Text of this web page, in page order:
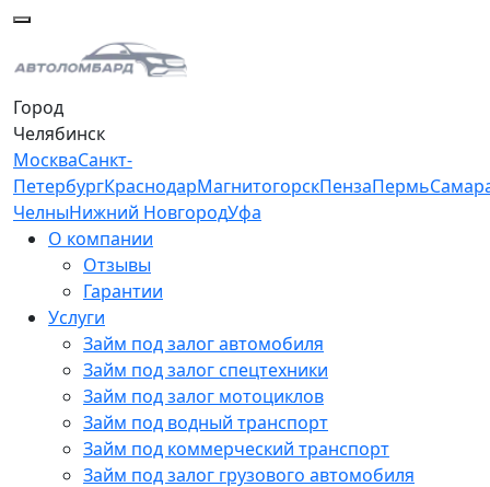
Город
Челябинск
МоскваСанкт-
ПетербургКраснодарМагнитогорскПензаПермь
ЧелныНижний НовгородУфа
О компании
Отзывы
Гарантии
Услуги
Займ под залог автомобиля
Займ под залог спецтехники
Займ под залог мотоциклов
Займ под водный транспорт
Займ под коммерческий транспорт
Займ под залог грузового автомобиля